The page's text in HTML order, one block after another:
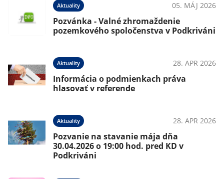
Aktuality 05. MÁJ 2026
Pozvánka - Valné zhromaždenie
pozemkového spoločenstva v Podkriváni
Aktuality 28. APR 2026
Informácia o podmienkach práva
hlasovať v referende
Aktuality 28. APR 2026
Pozvanie na stavanie mája dňa
30.04.2026 o 19:00 hod. pred KD v
Podkriváni